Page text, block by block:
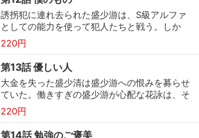
と便利です。
お気に入りに登録した作品を確認できま
す。お気に入りに追加した作品の削除も可
サイト内の閲覧履歴を確認できます。履歴
の削除も可能です。
サイト内で表示される作品の表示制限が可
院に付き添うが…。そんな中、妹の高晴（ガ
オ・チン）の付き添いで同じ病院にいた高途に
沈文琅から連絡が入る。
誘拐犯に連れ去られた盛少游は、S級アルファ
としての能力を使って犯人たちと戦う。しか
し、一瞬の隙を突かれ…。その時、花詠が暗闇
の中から現れる。久しぶりに仕事に戻った高途
を職場のみんなは温かく迎えてくれるが、再び
体調不良になった高途は同僚の話を聞いて、ひ
そかに妊娠検査薬を買いに行く。検査の結果
は…？
220円
第13話 優しい人
大金を失った盛少清は盛少游への恨みを募らせ
ていた。働きすぎの盛少游が心配な花詠は、そ
ばで見守るためにある提案をする。しかし誰か
に守られることに慣れていない盛少游は…？花
詠は盛少游を好きで追いかけていた過去のこと
220円
第14話 勉強のご褒美